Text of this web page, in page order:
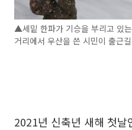
▲세밑 한파가 기승을 부리고 있
거리에서 우산을 쓴 시민이 출근
2021년 신축년 새해 첫